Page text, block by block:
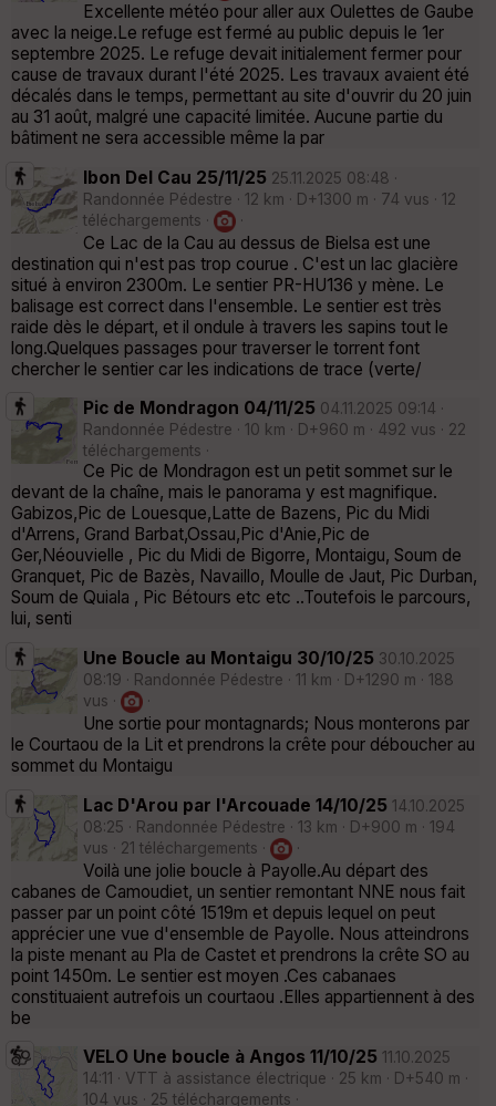
Excellente météo pour aller aux Oulettes de Gaube
avec la neige.Le refuge est fermé au public depuis le 1er
septembre 2025. Le refuge devait initialement fermer pour
cause de travaux durant l'été 2025. Les travaux avaient été
décalés dans le temps, permettant au site d'ouvrir du 20 juin
au 31 août, malgré une capacité limitée. Aucune partie du
bâtiment ne sera accessible même la par
Ibon Del Cau 25/11/25 25.11.2025 08:48 ·
Randonnée Pédestre · 12 km · D+1300 m · 74 vus · 12
téléchargements ·
·
Ce Lac de la Cau au dessus de Bielsa est une
destination qui n'est pas trop courue . C'est un lac glacière
situé à environ 2300m. Le sentier PR-HU136 y mène. Le
balisage est correct dans l'ensemble. Le sentier est très
raide dès le départ, et il ondule à travers les sapins tout le
long.Quelques passages pour traverser le torrent font
chercher le sentier car les indications de trace (verte/
Pic de Mondragon 04/11/25 04.11.2025 09:14 ·
Randonnée Pédestre · 10 km · D+960 m · 492 vus · 22
téléchargements ·
Ce Pic de Mondragon est un petit sommet sur le
devant de la chaîne, mais le panorama y est magnifique.
Gabizos,Pic de Louesque,Latte de Bazens, Pic du Midi
d'Arrens, Grand Barbat,Ossau,Pic d'Anie,Pic de
Ger,Néouvielle , Pic du Midi de Bigorre, Montaigu, Soum de
Granquet, Pic de Bazès, Navaillo, Moulle de Jaut, Pic Durban,
Soum de Quiala , Pic Bétours etc etc ..Toutefois le parcours,
lui, senti
Une Boucle au Montaigu 30/10/25 30.10.2025
08:19 · Randonnée Pédestre · 11 km · D+1290 m · 188
vus ·
·
Une sortie pour montagnards; Nous monterons par
le Courtaou de la Lit et prendrons la crête pour déboucher au
sommet du Montaigu
Lac D'Arou par l'Arcouade 14/10/25 14.10.2025
08:25 · Randonnée Pédestre · 13 km · D+900 m · 194
vus · 21 téléchargements ·
·
Voilà une jolie boucle à Payolle.Au départ des
cabanes de Camoudiet, un sentier remontant NNE nous fait
passer par un point côté 1519m et depuis lequel on peut
apprécier une vue d'ensemble de Payolle. Nous atteindrons
la piste menant au Pla de Castet et prendrons la crête SO au
point 1450m. Le sentier est moyen .Ces cabanaes
constituaient autrefois un courtaou .Elles appartiennent à des
be
VELO Une boucle à Angos 11/10/25 11.10.2025
14:11 · VTT à assistance électrique · 25 km · D+540 m ·
104 vus · 25 téléchargements ·